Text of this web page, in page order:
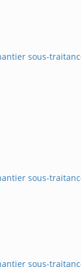
sous-
sous-
sous-